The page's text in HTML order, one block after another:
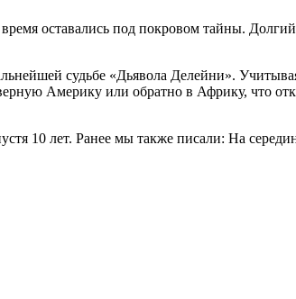
оставались под покровом тайны.
судьбе «Дьявола Делейни».
Америку или обратно в Африку, что
10 лет. Ранее мы также писали: На